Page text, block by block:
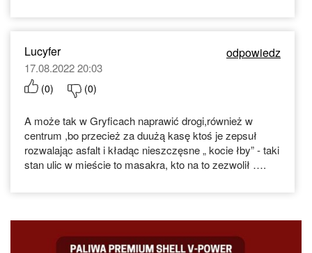
Lucyfer odpowiedz
17.08.2022 20:03
(0) (0)
A może tak w Gryficach naprawić drogi,również w
centrum ,bo przecież za duużą kasę ktoś je zepsuł
rozwalając asfalt i kładąc nieszczęsne „ kocie łby” - taki
stan ulic w mieście to masakra, kto na to zezwolił ….